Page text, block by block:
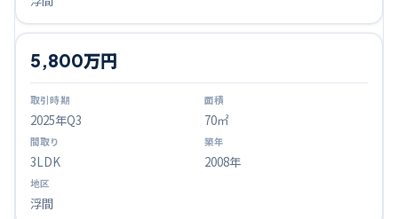
2025年Q3
5,800万円
70㎡
3LDK 2008年
浮間